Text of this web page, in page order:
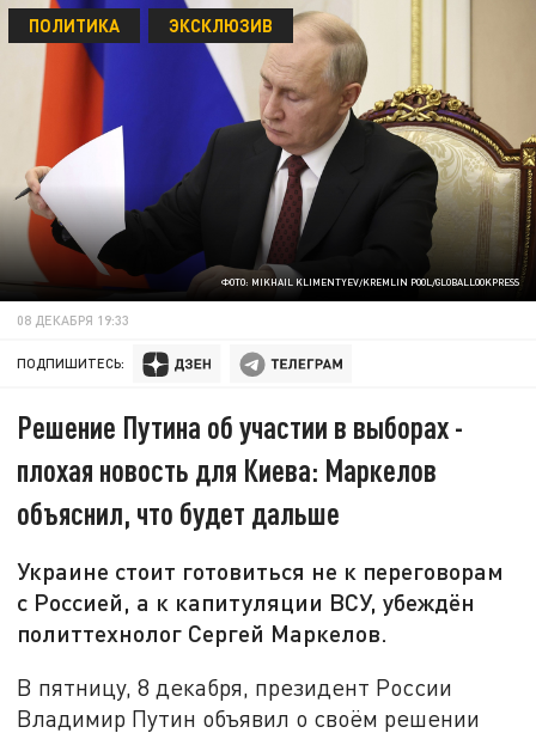
ФОТО: MIKHAIL KLIMENTYEV/KREMLIN POOL/GLOBALLOOKPRESS
ПОЛИТИКА ЭКСКЛЮЗИВ
08 ДЕКАБРЯ 19:33
ПОДПИШИТЕСЬ:
Решение Путина об участии в выборах -
плохая новость для Киева: Маркелов
объяснил, что будет дальше
Украине стоит готовиться не к переговорам
с Россией, а к капитуляции ВСУ, убеждён
политтехнолог Сергей Маркелов.
В пятницу, 8 декабря, президент России
Владимир Путин объявил о своём решении